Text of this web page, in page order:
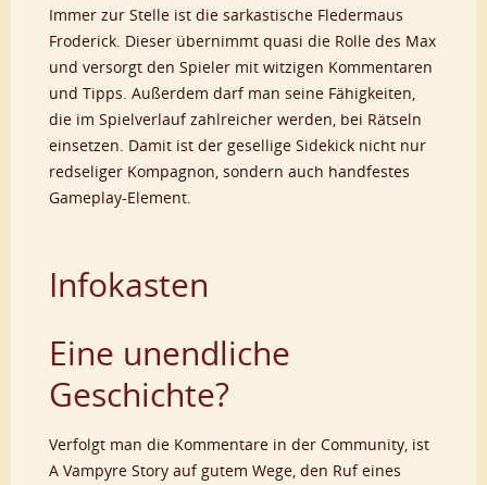
Immer zur Stelle ist die sarkastische Fledermaus
Froderick. Dieser übernimmt quasi die Rolle des Max
und versorgt den Spieler mit witzigen Kommentaren
und Tipps. Außerdem darf man seine Fähigkeiten,
die im Spielverlauf zahlreicher werden, bei Rätseln
einsetzen. Damit ist der gesellige Sidekick nicht nur
redseliger Kompagnon, sondern auch handfestes
Gameplay-Element.
Infokasten
Eine unendliche
Geschichte?
Verfolgt man die Kommentare in der Community, ist
A Vampyre Story auf gutem Wege, den Ruf eines